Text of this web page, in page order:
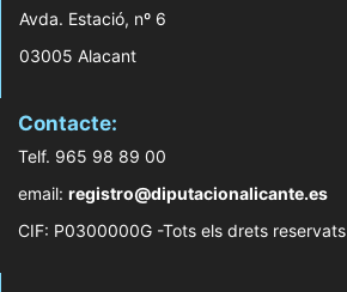
Avda. Estació, nº 6
03005 Alacant
Contacte:
Telf. 965 98 89 00
email: registro@diputacionalicante.es
CIF: P0300000G -Tots els drets reservats